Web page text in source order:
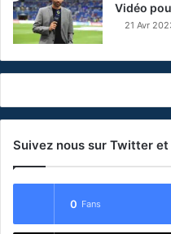
Vidéo
21 Avr
Suivez nous sur Twitter
0 Fans